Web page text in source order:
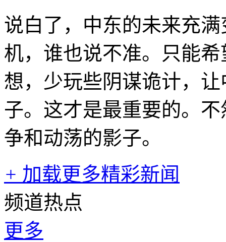
说白了，中东的未来充
机，谁也说不准。只能
想，少玩些阴谋诡计，
子。这才是最重要的。
争和动荡的影子。
+ 加载更多精彩新闻
频道热点
更多